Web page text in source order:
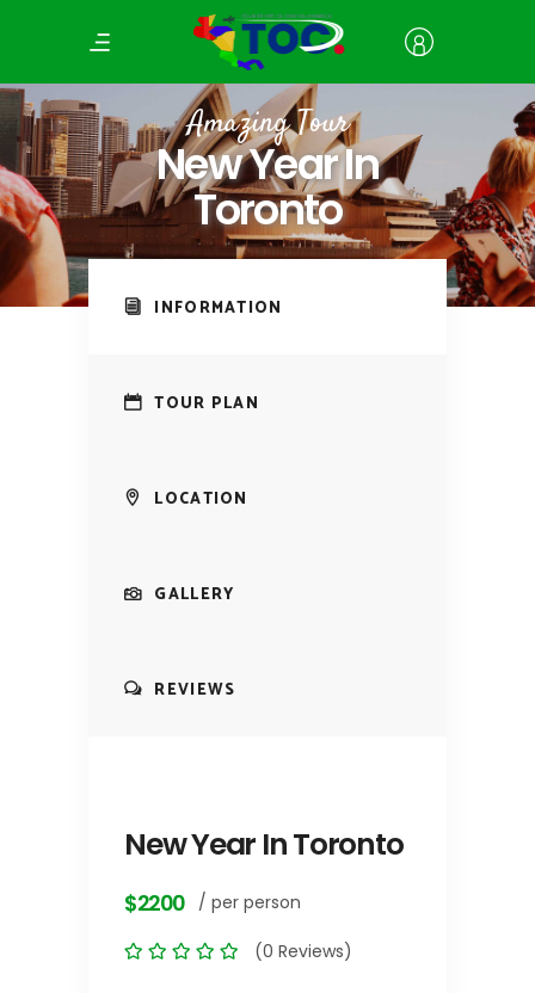
Amazing Tour
New Year In
Toronto
INFORMATION
TOUR PLAN
LOCATION
GALLERY
REVIEWS
New Year In Toronto
$2200 / per person
(0 Reviews)